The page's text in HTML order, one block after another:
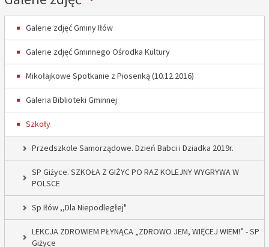
Galerie zdjęć Gminy Iłów
Galerie zdjęć Gminnego Ośrodka Kultury
Mikołajkowe Spotkanie z Piosenką (10.12.2016)
Galeria Biblioteki Gminnej
Szkoły
Przedszkole Samorządowe. Dzień Babci i Dziadka 2019r.
SP Giżyce. SZKOŁA Z GIŻYC PO RAZ KOLEJNY WYGRYWA W
POLSCE
Sp Iłów ,,Dla Niepodległej"
LEKCJA ZDROWIEM PŁYNĄCA „ZDROWO JEM, WIĘCEJ WIEM!” - SP
Giżyce